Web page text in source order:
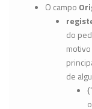
O campo
do
motivo
de